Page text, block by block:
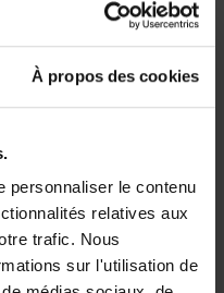
À propos des cookies
personnaliser le contenu
relatives aux
trafic. Nous
sur l'utilisation de
Service client
Lundi au jeudi : 9h à 12h30 - 13h30 à
18h
Le vendredi jusqu'à 17h
conçu pour offrir une
en mobiilté ou
à très lourde.
il garantit confort,
de la peau.